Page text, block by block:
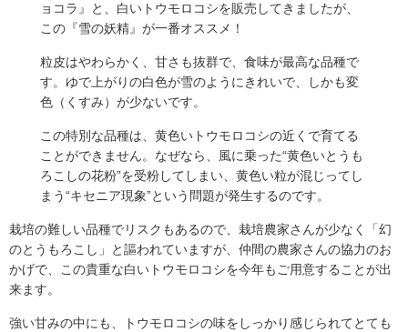
ョコラ』と、白いトウモロコシを販売してきましたが、
この『雪の妖精』が一番オススメ！
粒皮はやわらかく、甘さも抜群で、食味が最高な品種で
す。ゆで上がりの白色が雪のようにきれいで、しかも変
色（くすみ）が少ないです。
この特別な品種は、黄色いトウモロコシの近くで育てる
ことができません。なぜなら、風に乗った“黄色いとうも
ろこしの花粉”を受粉してしまい、黄色い粒が混じってし
まう“キセニア現象”という問題が発生するのです。
栽培の難しい品種でリスクもあるので、栽培農家さんが少なく「幻
のとうもろこし」と謳われていますが、仲間の農家さんの協力のお
かげで、この貴重な白いトウモロコシを今年もご用意することが出
来ます。
強い甘みの中にも、トウモロコシの味をしっかり感じられてとても